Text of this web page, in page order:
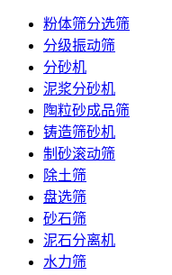
粉体筛分选筛
分级振动筛
分砂机
泥浆分砂机
陶粒砂成品筛
铸造筛砂机
制砂滚动筛
除土筛
盘选筛
砂石筛
泥石分离机
水力筛